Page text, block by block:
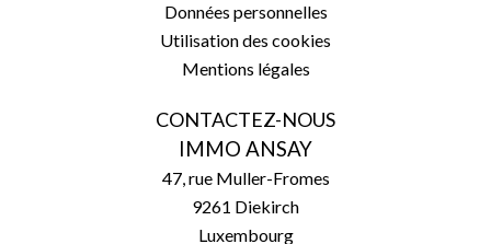
Données personnelles
Utilisation des cookies
Mentions légales
CONTACTEZ-NOUS
IMMO ANSAY
47, rue Muller-Fromes
9261 Diekirch
Luxembourg